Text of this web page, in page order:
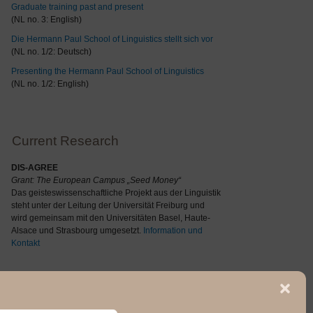
Graduate training past and present
(NL no. 3: English)
Die Hermann Paul School of Linguistics stellt sich vor
(NL no. 1/2: Deutsch)
Presenting the Hermann Paul School of Linguistics
(NL no. 1/2: English)
Current Research
DIS-AGREE
Grant: The European Campus „Seed Money“
Das geisteswissenschaftliche Projekt aus der Linguistik
steht unter der Leitung der Universität Freiburg und
wird gemeinsam mit den Universitäten Basel, Haute-
Alsace und Strasbourg umgesetzt. Information und
Kontakt